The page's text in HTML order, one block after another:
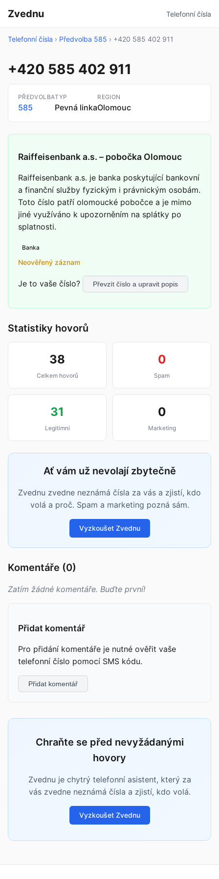
Zvednu Telefonní čísla
Telefonní čísla › Předvolba 585 › +420 585 402 911
+420 585 402 911
PŘEDVOLBA
585
TYP
Pevná linka
REGION
Olomouc
Raiffeisenbank a.s. – pobočka Olomouc
Raiffeisenbank a.s. je banka poskytující bankovní
a finanční služby fyzickým i právnickým osobám.
Toto číslo patří olomoucké pobočce a je mimo
jiné využíváno k upozorněním na splátky po
splatnosti.
Banka
Neověřený záznam
Je to vaše číslo? Převzít číslo a upravit popis
Statistiky hovorů
38
Celkem hovorů
0
Spam
31
Legitimní
0
Marketing
Ať vám už nevolají zbytečně
Zvednu zvedne neznámá čísla za vás a zjistí, kdo
volá a proč. Spam a marketing pozná sám.
Vyzkoušet Zvednu
Komentáře (0)
Zatím žádné komentáře. Buďte první!
Přidat komentář
Pro přidání komentáře je nutné ověřit vaše
telefonní číslo pomocí SMS kódu.
Přidat komentář
Chraňte se před nevyžádanými
hovory
Zvednu je chytrý telefonní asistent, který za
vás zvedne neznámá čísla a zjistí, kdo volá.
Vyzkoušet Zvednu